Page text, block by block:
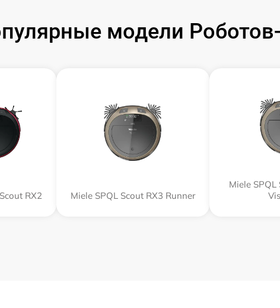
модели
RX2 Miele SPQL Scout RX3 Runner
Miele SPQL